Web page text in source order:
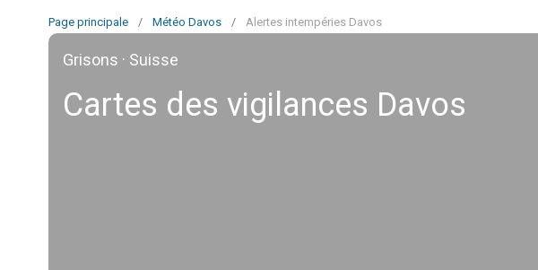
Page principale / Météo Davos / Alertes intempéries Davos
Grisons · Suisse
Cartes des vigilances Davos